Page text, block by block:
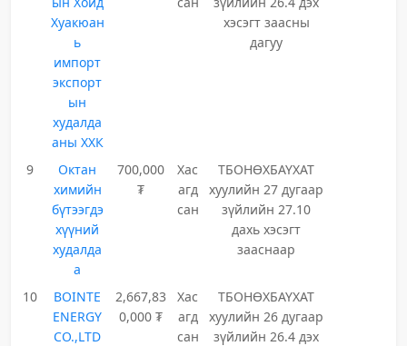
Хуакюан
ь
импорт
экспорт
ын
худалда
аны ХХК
хэсэгт заасны
дагуу
9
Октан
химийн
бүтээгдэ
хүүний
худалда
а
700,000
₮
Хас
агд
сан
ТБОНӨХБАҮХАТ
хуулийн 27 дугаар
зүйлийн 27.10
дахь хэсэгт
зааснаар
10
BOINTE
ENERGY
CO.,LTD
2,667,83
0,000 ₮
Хас
агд
сан
ТБОНӨХБАҮХАТ
хуулийн 26 дугаар
зүйлийн 26.4 дэх